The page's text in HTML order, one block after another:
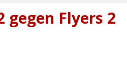
gegen Flyers 2